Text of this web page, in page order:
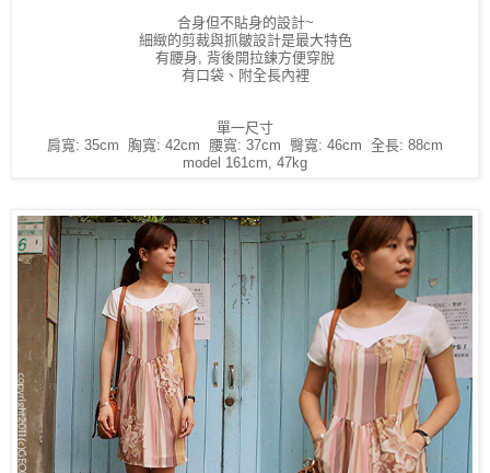
合身但不貼身的設計~
細緻的剪裁與抓皺設計是最大特色
有腰身, 背後開拉鍊方便穿脫
有口袋、附全長內裡
單一尺寸
肩寬: 35cm 胸寬: 42cm 腰寬: 37cm 臀寬: 46cm 全長: 88cm
model 161cm, 47kg